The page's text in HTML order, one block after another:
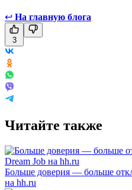
↩ На главную блога
3
Читайте также
Больше доверия — больше
на hh.ru